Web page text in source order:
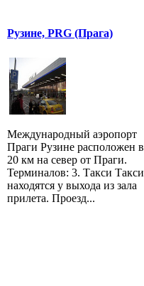
Рузине, PRG (Прага)
Международный аэропорт
Праги Рузине расположен в
20 км на север от Праги.
Терминалов: 3. Такси Такси
находятся у выхода из зала
прилета. Проезд...